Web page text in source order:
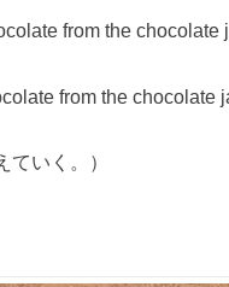
from the chocolate
from the chocolate
ていく。）